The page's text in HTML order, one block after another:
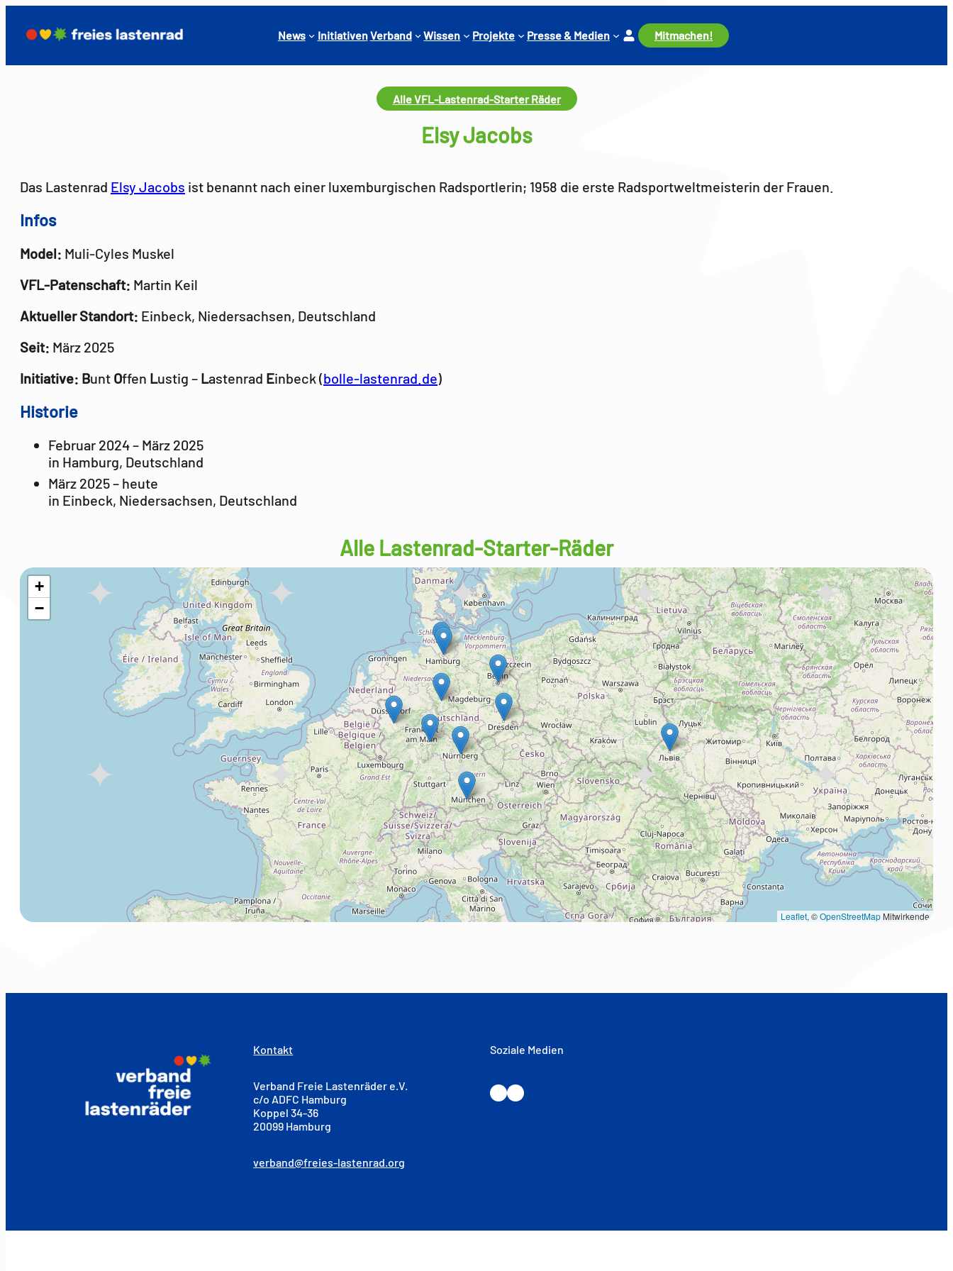
Inhalt
News InitiativenVerband Wissen Projekte Presse & Medien
Ko
o
Mitmachen!
Alle VFL-Lastenrad-Starter Räder
Elsy Jacobs
Das Lastenrad Elsy Jacobs ist benannt nach einer luxemburgischen Radsportlerin; 1958 die erste Radsportweltmeisterin der Frauen.
Infos
Model: Muli-Cyles Muskel
VFL-Patenschaft: Martin Keil
Aktueller Standort: Einbeck, Niedersachsen, Deutschland
Seit: März 2025
Initiative: Bunt Offen Lustig – Lastenrad Einbeck (bolle-lastenrad.de)
Historie
Februar 2024 – März 2025
in Hamburg, Deutschland
März 2025 – heute
in Einbeck, Niedersachsen, Deutschland
Alle Lastenrad-Starter-Räder
+
−
Leaflet, ©OpenStreetMap Mitwirkende
Kontakt
Verband Freie Lastenräder e.V.
c/o ADFC Hamburg
Koppel 34-36
20099 Hamburg
verband@freies-lastenrad.org
Soziale Medien
InstagramLinkedIn